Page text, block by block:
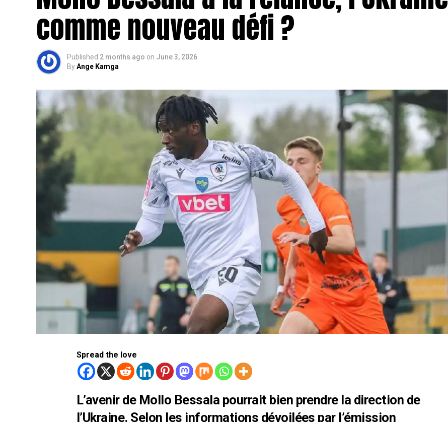
comme nouveau défi ?
Published 2 months ago on June 3, 2026
ByAnge Kamga
Spread the love
L’avenir de Mollo Bessala pourrait bien prendre la direction de
l’Ukraine. Selon les informations dévoilées par l’émission